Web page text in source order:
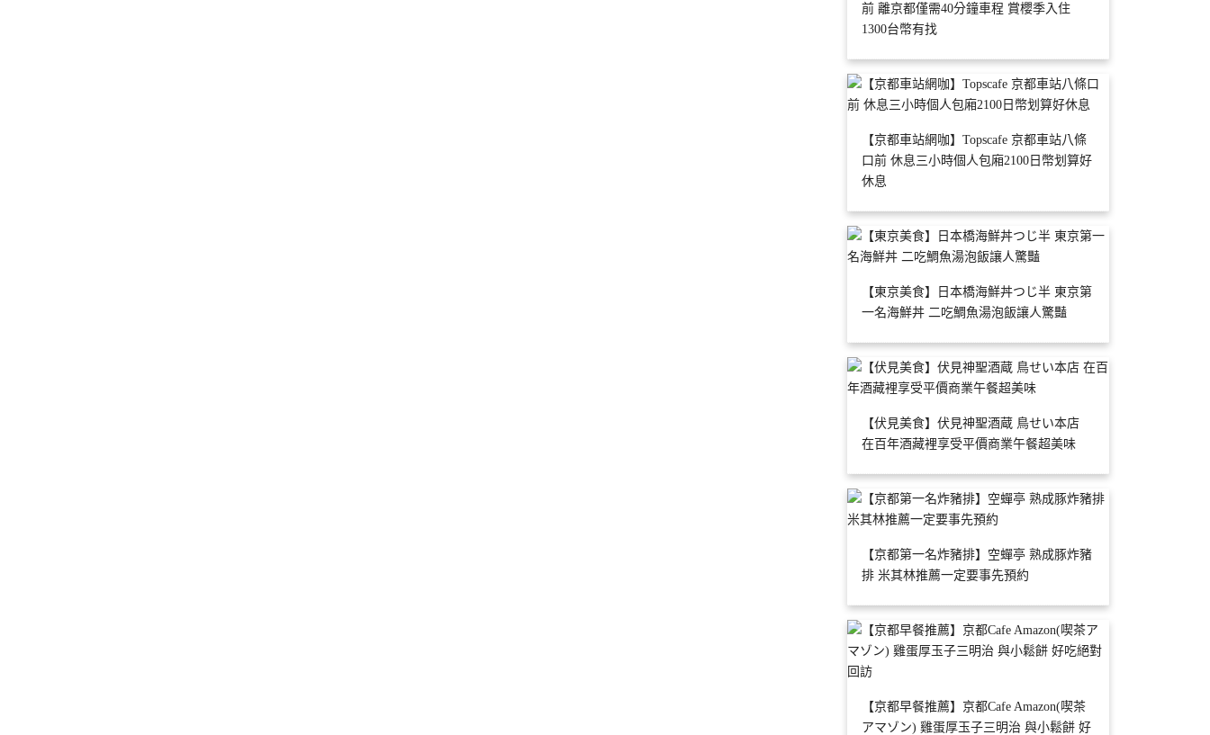
前 離京都僅需40分鐘車程 賞櫻季入住
1300台幣有找
【京都車站網咖】Topscafe 京都車站八條
口前 休息三小時個人包廂2100日幣划算好
休息
【東京美食】日本橋海鮮丼つじ半 東京第
一名海鮮丼 二吃鯛魚湯泡飯讓人驚豔
【伏見美食】伏見神聖酒蔵 鳥せい本店
在百年酒藏裡享受平價商業午餐超美味
【京都第一名炸豬排】空蟬亭 熟成豚炸豬
排 米其林推薦一定要事先預約
【京都早餐推薦】京都Cafe Amazon(喫茶
アマゾン) 雞蛋厚玉子三明治 與小鬆餅 好